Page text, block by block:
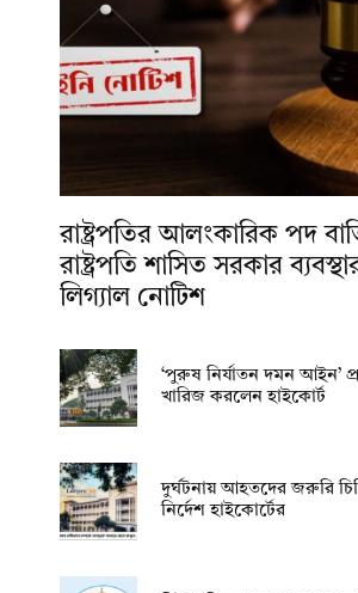
রাষ্ট্রপতির আলংকারিক পদ
রাষ্ট্রপতি শাসিত সরকার
লিগ্যাল নোটিশ
‘পুরুষ নির্যাতন দমন আইন’
খারিজ করলেন হাইকোর্ট
দুর্ঘটনায় আহতদের জরুরি
নির্দেশ হাইকোর্টের